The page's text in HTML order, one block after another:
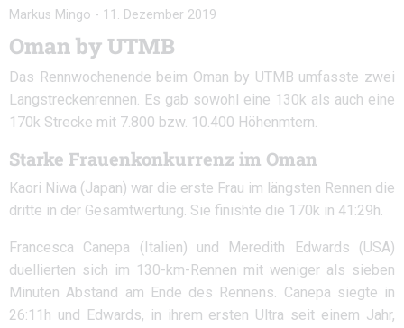
Markus Mingo - 11. Dezember 2019
Oman by UTMB
Das Rennwochenende beim Oman by UTMB umfasste zwei
Langstreckenrennen. Es gab sowohl eine 130k als auch eine
170k Strecke mit 7.800 bzw. 10.400 Höhenmtern.
Starke Frauenkonkurrenz im Oman
Kaori Niwa (Japan) war die erste Frau im längsten Rennen die
dritte in der Gesamtwertung. Sie finishte die 170k in 41:29h.
Francesca Canepa (Italien) und Meredith Edwards (USA)
duellierten sich im 130-km-Rennen mit weniger als sieben
Minuten Abstand am Ende des Rennens. Canepa siegte in
26:11h und Edwards, in ihrem ersten Ultra seit einem Jahr,